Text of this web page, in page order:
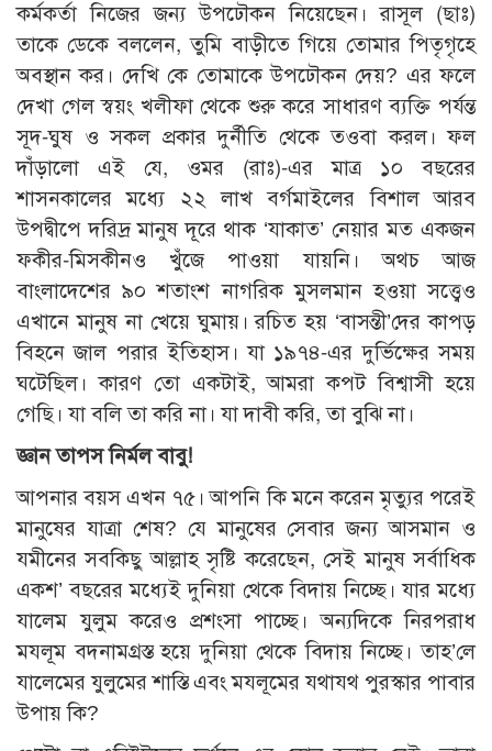
কর্মকর্তা নিজের জন্য উপঢৌকন নিয়েছেন। রাসূল (ছাঃ)
তাকে ডেকে বললেন, তুমি বাড়ীতে গিয়ে তোমার পিতৃগৃহে
অবস্থান কর। দেখি কে তোমাকে উপঢৌকন দেয়? এর ফলে
দেখা গেল স্বয়ং খলীফা থেকে শুরু করে সাধারণ ব্যক্তি পর্যন্ত
সূদ-ঘুষ ও সকল প্রকার দুর্নীতি থেকে তওবা করল। ফল
দাঁড়ালো এই যে, ওমর (রাঃ)-এর মাত্র ১০ বছরের
শাসনকালের মধ্যে ২২ লাখ বর্গমাইলের বিশাল আরব
উপদ্বীপে দরিদ্র মানুষ দূরে থাক ‘যাকাত’ নেয়ার মত একজন
ফকীর-মিসকীনও খুঁজে পাওয়া যায়নি। অথচ আজ
বাংলাদেশের ৯০ শতাংশ নাগরিক মুসলমান হওয়া সত্ত্বেও
এখানে মানুষ না খেয়ে ঘুমায়। রচিত হয় ‘বাসন্তী’দের কাপড়
বিহনে জাল পরার ইতিহাস। যা ১৯৭৪-এর দুর্ভিক্ষের সময়
ঘটেছিল। কারণ তো একটাই, আমরা কপট বিশ্বাসী হয়ে
গেছি। যা বলি তা করি না। যা দাবী করি, তা বুঝি না।
জ্ঞান তাপস নির্মল বাবু!
আপনার বয়স এখন ৭৫। আপনি কি মনে করেন মৃত্যুর পরেই
মানুষের যাত্রা শেষ? যে মানুষের সেবার জন্য আসমান ও
যমীনের সবকিছু আল্লাহ সৃষ্টি করেছেন, সেই মানুষ সর্বাধিক
একশ’ বছরের মধ্যেই দুনিয়া থেকে বিদায় নিচ্ছে। যার মধ্যে
যালেম যুলুম করেও প্রশংসা পাচ্ছে। অন্যদিকে নিরপরাধ
মযলূম বদনামগ্রস্ত হয়ে দুনিয়া থেকে বিদায় নিচ্ছে। তাহ’লে
যালেমের যুলুমের শাস্তি এবং মযলূমের যথাযথ পুরস্কার পাবার
উপায় কি?